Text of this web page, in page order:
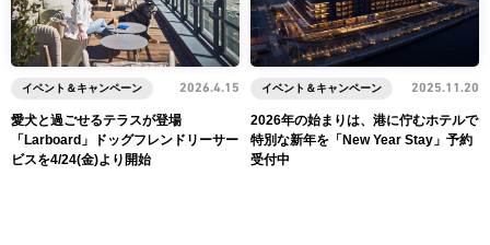
愛犬と過ごせるテラスが登場
「Larboard」ドッグフレンドリーサー
ビスを4/24(金)より開始
イベント＆キャンペーン 2026.4.15
2026年の始まりは、港に佇むホテルで
特別な新年を「New Year Stay」予約
受付中
イベント＆キャンペーン 2025.11.20